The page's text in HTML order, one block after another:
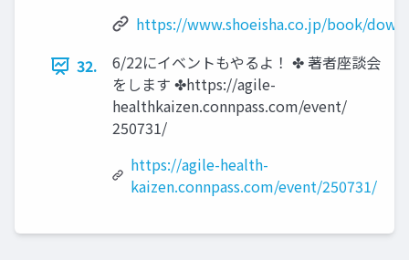
https://www.shoeisha.co.jp/book/
32.
6/22にイベントもやるよ！ ✤ 著者座談会
をします ✤https://agile-
healthkaizen.connpass.com/event/
250731/
https://agile-health-
kaizen.connpass.com/event/250731/